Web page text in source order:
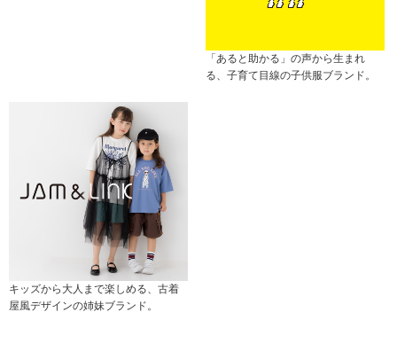
「あると助かる」の声から生まれ
る、子育て目線の子供服ブランド。
キッズから大人まで楽しめる、古着
屋風デザインの姉妹ブランド。